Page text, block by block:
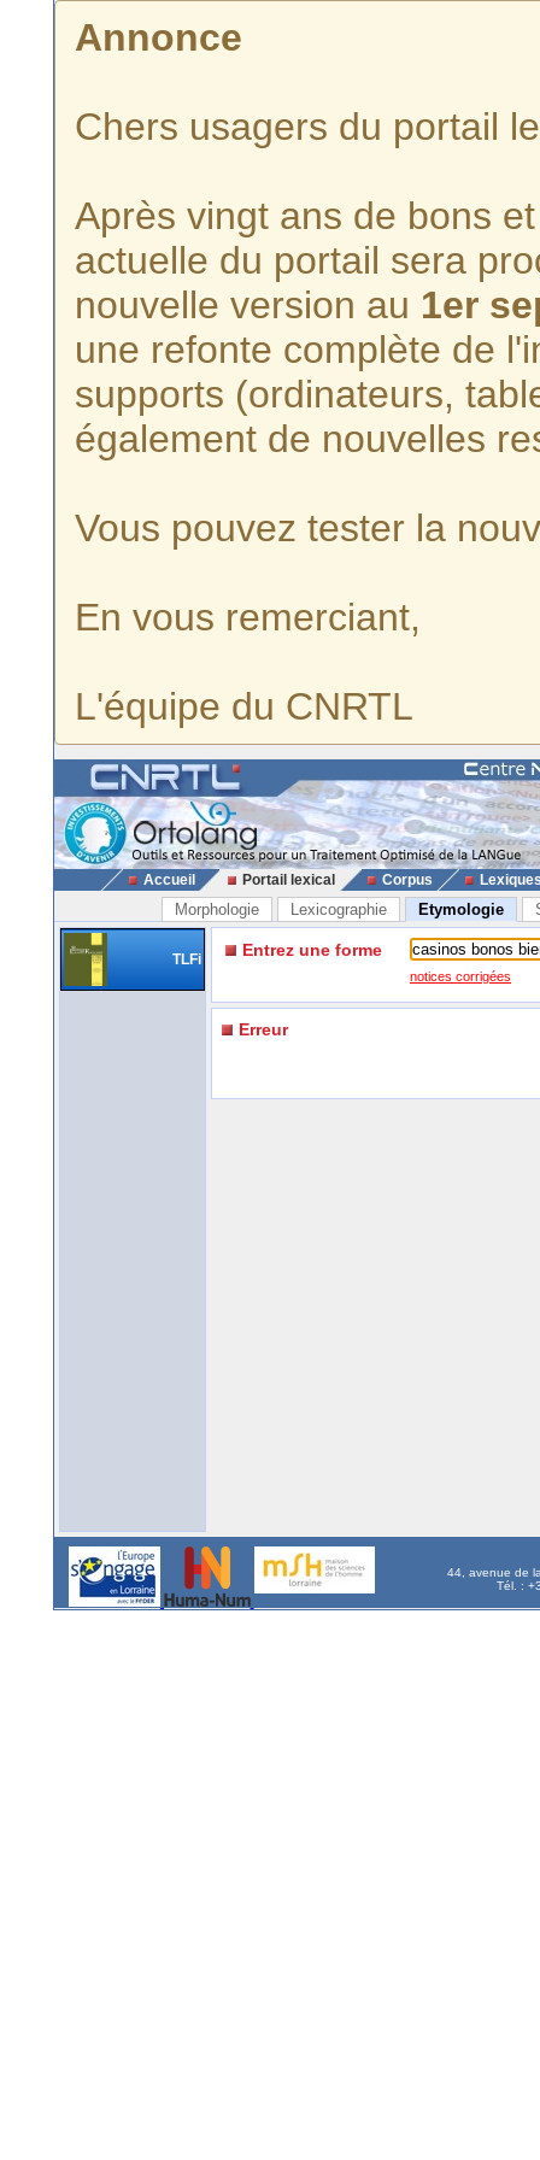
Annonce
Chers usagers du portail
Après vingt ans de bons
actuelle du portail sera
nouvelle version au 1er
une refonte complète de
supports (ordinateurs,
également de nouvelles
Vous pouvez tester la
En vous remerciant,
L'équipe du CNRTL
Accueil Portail lexical Corpus
Morphologie Lexicographie Etymologie
TLFi Entrez une forme
notices corrigées
Erreur
44, avenue de
Tél. :